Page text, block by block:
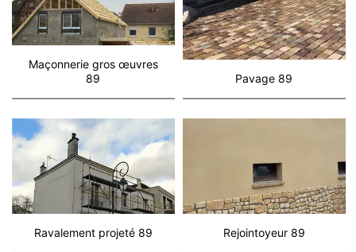
Maçonnerie gros œuvres
89
Pavage 89
Ravalement projeté 89 Rejointoyeur 89